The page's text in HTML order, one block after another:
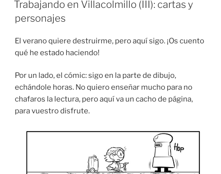
juego
4
personas”
Trabajando en Villacolmillo (III): cartas y
personajes
El verano quiere destruirme, pero aquí sigo. ¡Os cuento
qué he estado haciendo!
Por un lado, el cómic: sigo en la parte de dibujo,
echándole horas. No quiero enseñar mucho para no
chafaros la lectura, pero aquí va un cacho de página,
para vuestro disfrute.